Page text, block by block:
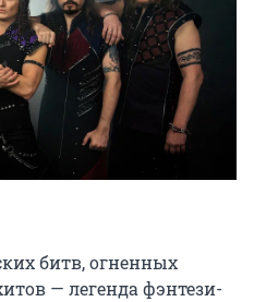
битв, огненных
— легенда фэнтези-